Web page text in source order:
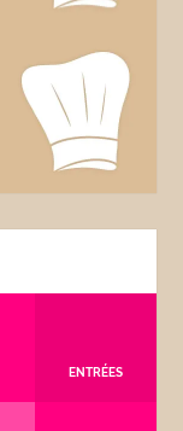
ENTRÉES